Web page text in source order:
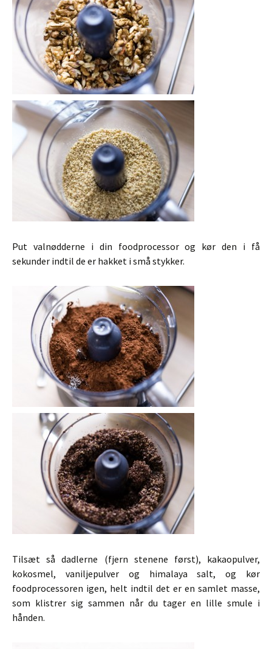
Put valnødderne i din foodprocessor og kør den i få
sekunder indtil de er hakket i små stykker.
Tilsæt så dadlerne (fjern stenene først), kakaopulver,
kokosmel, vaniljepulver og himalaya salt, og kør
foodprocessoren igen, helt indtil det er en samlet masse,
som klistrer sig sammen når du tager en lille smule i
hånden.